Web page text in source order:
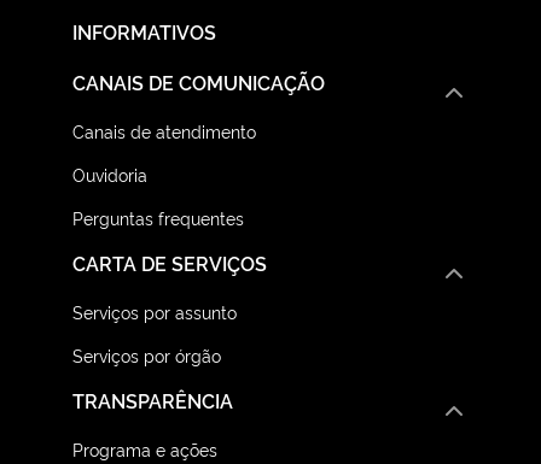
INFORMATIVOS
CANAIS DE COMUNICAÇÃO
Canais de atendimento
Ouvidoria
Perguntas frequentes
CARTA DE SERVIÇOS
Serviços por assunto
Serviços por órgão
TRANSPARÊNCIA
Programa e ações